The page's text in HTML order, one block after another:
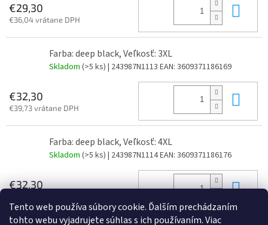
Tento web používa súbory cookie. Ďalším prechádzaním
tohto webu vyjadrujete súhlas s ich používaním. Viac
€29,30
€36,04 vrátane DPH
Farba: deep black, Veľkosť: 3XL
Skladom (>5 ks) | 243987N1113 EAN: 3609371186169
€32,30
€39,73 vrátane DPH
Farba: deep black, Veľkosť: 4XL
Skladom (>5 ks) | 243987N1114EAN: 3609371186176
€32,30 Do